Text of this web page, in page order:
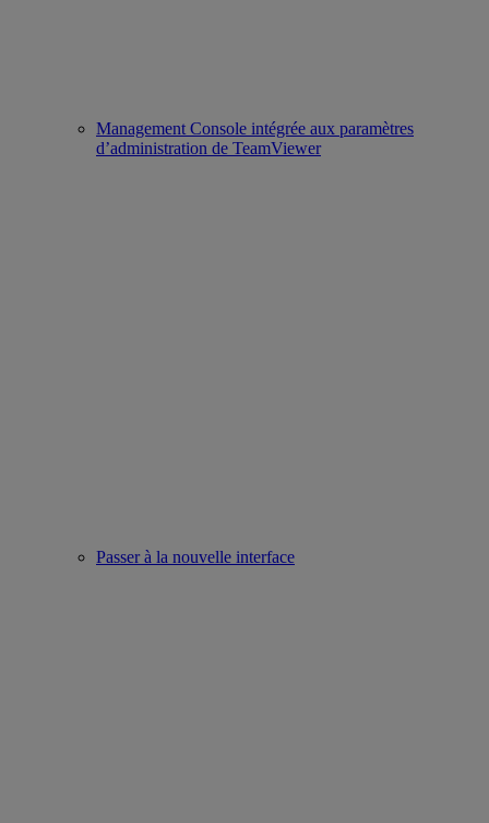
Management Console intégrée aux paramètres
d’administration de TeamViewer
Passer à la nouvelle interface